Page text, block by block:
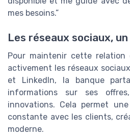
mes besoins.”
Les réseaux sociaux,
Pour maintenir cette relation
activement les réseaux
et LinkedIn, la banque
informations sur ses
innovations. Cela permet
constante avec les clients,
moderne.